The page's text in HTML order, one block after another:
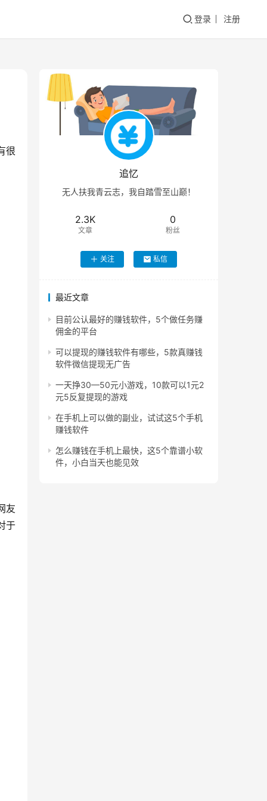
登录 注册
很
友
于
追忆
无人扶我青云志，我自踏雪至山巅！
2.3K
文章
0
粉丝
关注 私信
最近文章
目前公认最好的赚钱软件，5个做任务赚
佣金的平台
可以提现的赚钱软件有哪些，5款真赚钱
软件微信提现无广告
一天挣30—50元小游戏，10款可以1元2
元5反复提现的游戏
在手机上可以做的副业，试试这5个手机
赚钱软件
怎么赚钱在手机上最快，这5个靠谱小软
件，小白当天也能见效